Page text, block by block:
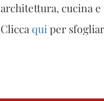
architettura, cucina
Clicca qui per